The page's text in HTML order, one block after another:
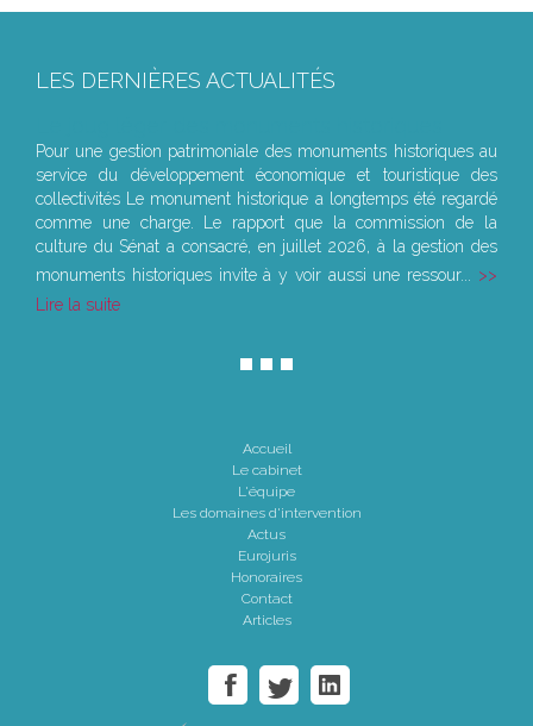
LES DERNIÈRES ACTUALITÉS
Pour une gestion patrimoniale des monuments historiques au
service du développement économique et touristique des
collectivités Le monument historique a longtemps été regardé
comme une charge. Le rapport que la commission de la
culture du Sénat a consacré, en juillet 2026, à la gestion des
monuments historiques invite à y voir aussi une ressour...
Lire la suite
Accueil
Le cabinet
L'équipe
Les domaines d'intervention
Actus
Eurojuris
Honoraires
Contact
Articles